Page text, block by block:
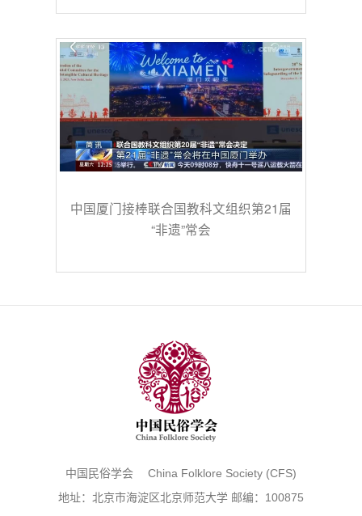
中国厦门接棒联合国教科文组织第21届
“非遗”常会
中国民俗学会 China Folklore Society (CFS)
地址：北京市海淀区北京师范大学 邮编：100875